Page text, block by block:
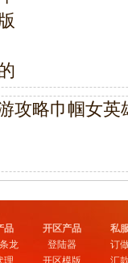
攻略巾帼女英
品
龙
理
开区产品
登陆器
开区模版
私
订
汇